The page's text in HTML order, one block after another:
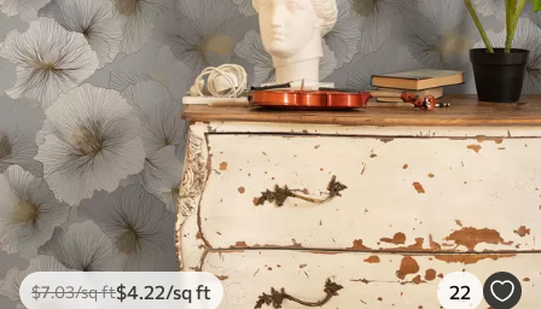
$7.03/sq ft$4.22/sq ft 22